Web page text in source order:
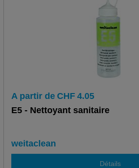
A partir de CHF 4.05
E5 - Nettoyant sanitaire
weitaclean
Détails